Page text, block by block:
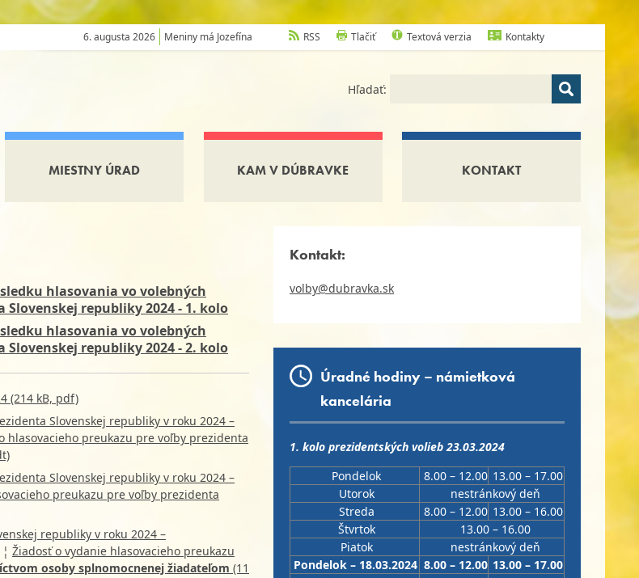
6. augusta 2026 Meniny má Jozefína RSS Tlačiť Textová verzia Kontakty
Hľadať:
MIESTNY ÚRAD KAM V DÚBRAVKE KONTAKT
hlasovania vo volebných
republiky 2024 - 1. kolo
hlasovania vo volebných
republiky 2024 - 2. kolo
(214 kB, pdf)
Slovenskej republiky v roku 2024 –
hlasovacieho preukazu pre voľby prezidenta
Slovenskej republiky v roku 2024 –
preukazu pre voľby prezidenta
republiky v roku 2024 –
¦ Žiadosť o vydanie hlasovacieho preukazu
osoby splnomocnenej žiadateľom (11
Kontakt:
volby@dubravka.sk
Úradné hodiny – námietková
kancelária
1. kolo prezidentských volieb 23.03.2024
Pondelok
8.00 – 12.00 13.00 – 17.00
Utorok
nestránkový deň
Streda
8.00 – 12.00 13.00 – 16.00
Štvrtok
13.00 – 16.00
Piatok
nestránkový deň
Pondelok – 18.03.2024 8.00 – 12.00 13.00 – 17.00